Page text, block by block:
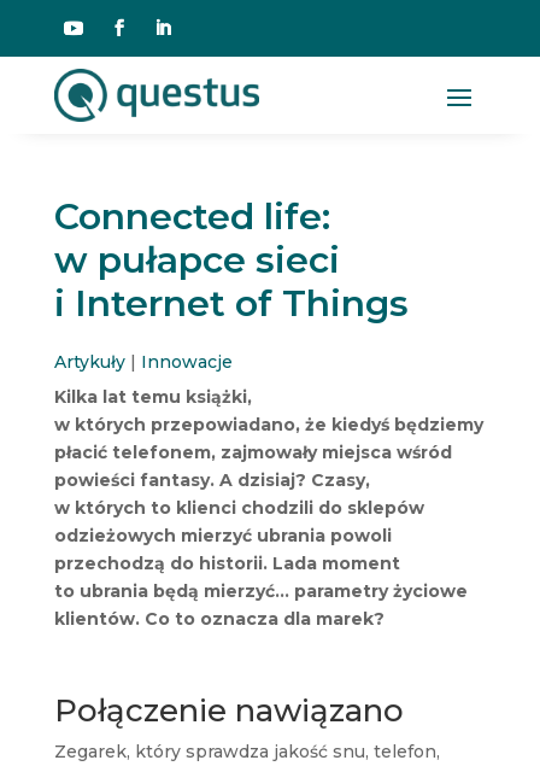
Connected life:
w pułapce sieci
i Internet of Things
Artykuły| Innowacje
Kilka lat temu książki,
w których przepowiadano, że kiedyś będziemy
płacić telefonem, zajmowały miejsca wśród
powieści fantasy. A dzisiaj? Czasy,
w których to klienci chodzili do sklepów
odzieżowych mierzyć ubrania powoli
przechodzą do historii. Lada moment
to ubrania będą mierzyć… parametry życiowe
klientów. Co to oznacza dla marek?
Połączenie nawiązano
Zegarek, który sprawdza jakość snu, telefon,